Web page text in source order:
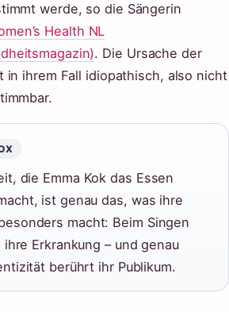
werde, so die Sängerin
Health NL
. Die Ursache der
in ihrem Fall idiopathisch, also nicht
die Emma Kok das Essen
ist genau das, was ihre
macht: Beim Singen
Erkrankung – und genau
berührt ihr Publikum.